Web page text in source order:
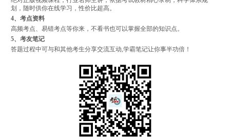
划，随时供你在线学习，性价比超高。
4、考点资料
高频考点、易错考点等你来，不看书也可以掌握全部的知识点。
5、考友笔记
答题过程中可与和其他考生分享交流互动,学霸笔记让你事半功倍！